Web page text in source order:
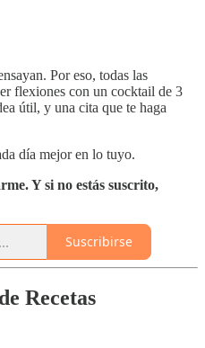
Por eso, todas las
flexiones con un cocktail de 3
útil, y una cita que te haga
día mejor en lo tuyo.
Y si no estás suscrito,
Suscribirse
Recetas